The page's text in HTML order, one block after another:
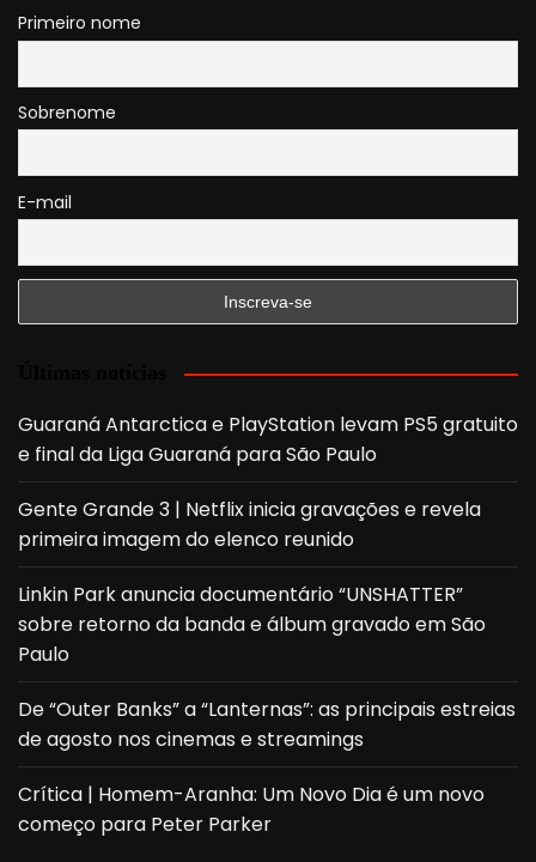
Primeiro nome
Sobrenome
E-mail
Guaraná Antarctica e PlayStation levam PS5 gratuito
e final da Liga Guaraná para São Paulo
Gente Grande 3 | Netflix inicia gravações e revela
primeira imagem do elenco reunido
Linkin Park anuncia documentário “UNSHATTER”
sobre retorno da banda e álbum gravado em São
Paulo
De “Outer Banks” a “Lanternas”: as principais estreias
de agosto nos cinemas e streamings
Crítica | Homem-Aranha: Um Novo Dia é um novo
começo para Peter Parker